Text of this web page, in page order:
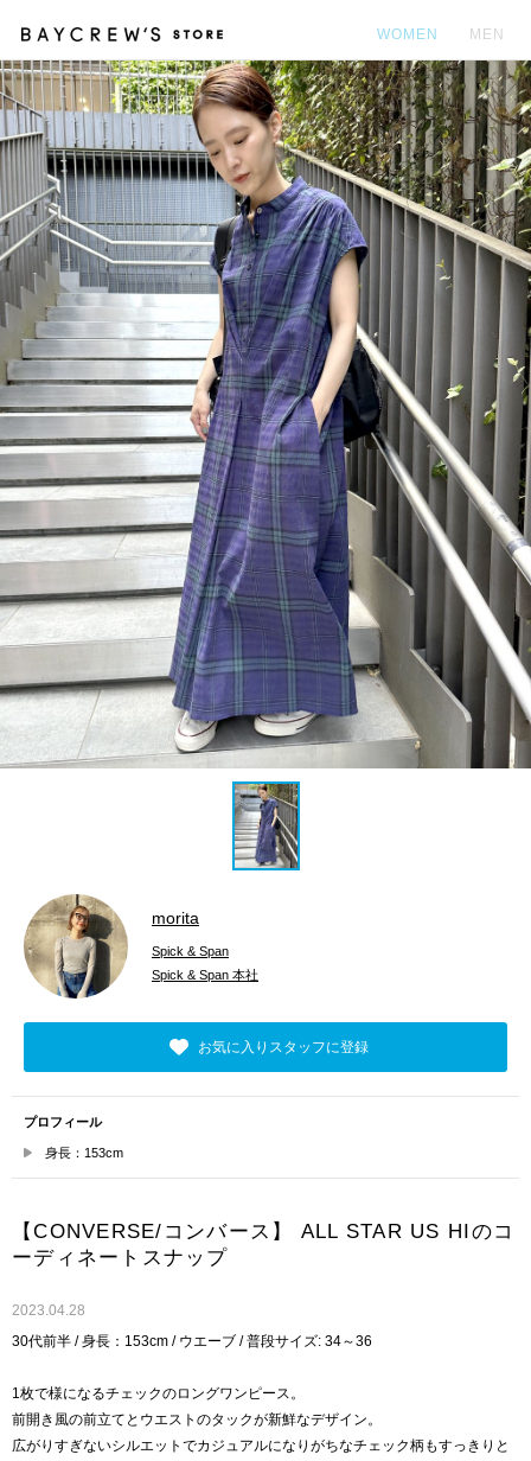
WOMEN MEN
morita
Spick & Span
Spick & Span 本社
お気に入りスタッフに登録
プロフィール
身長：153cm
【CONVERSE/コンバース】 ALL STAR US HIのコ
ーディネートスナップ
2023.04.28
30代前半 / 身長：153cm / ウエーブ / 普段サイズ: 34～36
1枚で様になるチェックのロングワンピース。
前開き風の前立てとウエストのタックが新鮮なデザイン。
広がりすぎないシルエットでカジュアルになりがちなチェック柄もすっきりと